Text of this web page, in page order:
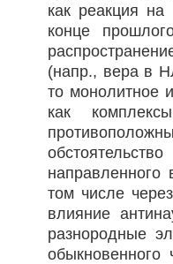
как реакция
конце
(напр., вера в
то монолитное
как
том числе
влияние
разнородные